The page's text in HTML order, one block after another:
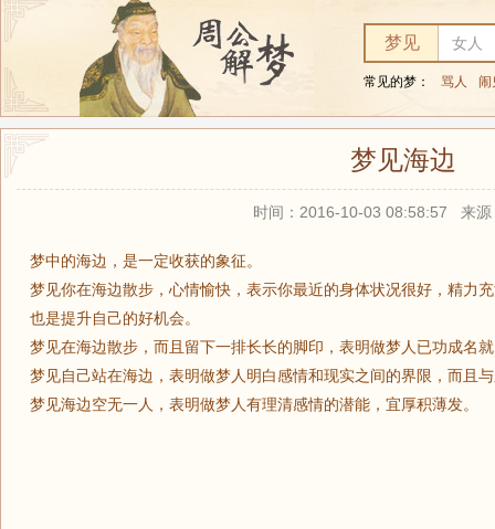
梦见
常见的梦： 骂人 闹
梦见海边
时间：2016-10-03 08:58:57 来源
梦中的海边，是一定收获的象征。
梦见你在海边散步，心情愉快，表示你最近的身体状况很好，精力
也是提升自己的好机会。
梦见在海边散步，而且留下一排长长的脚印，表明做梦人已功成名
梦见自己站在海边，表明做梦人明白感情和现实之间的界限，而且
梦见海边空无一人，表明做梦人有理清感情的潜能，宜厚积薄发。